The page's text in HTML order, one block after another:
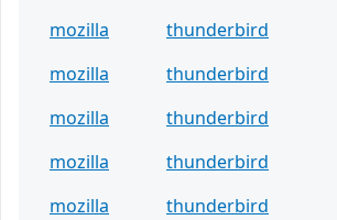
mozilla
thunderbird
mozilla
thunderbird
mozilla
thunderbird
mozilla
thunderbird
mozilla
thunderbird